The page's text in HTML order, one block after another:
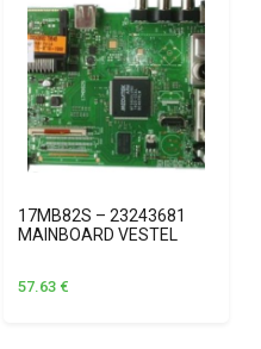
17MB82S – 23243681
MAINBOARD VESTEL
57.63 €